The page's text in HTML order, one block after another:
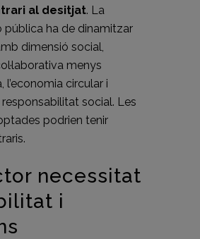
al desitjat. La
pública ha de dinamitzar
dimensió social,
menys
l’economia circular i
social. Les
podrien tenir
necessitat
i